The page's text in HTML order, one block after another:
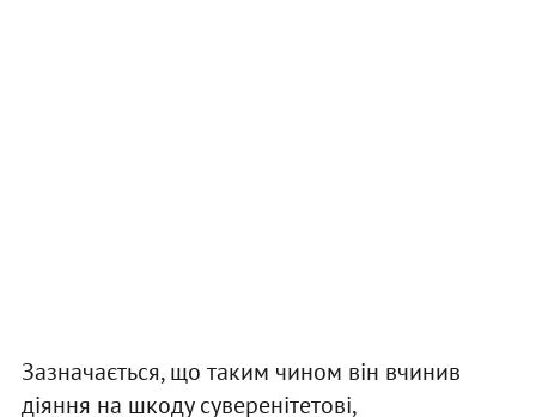
Зазначається, що таким чином він вчинив
діяння на шкоду суверенітетові,